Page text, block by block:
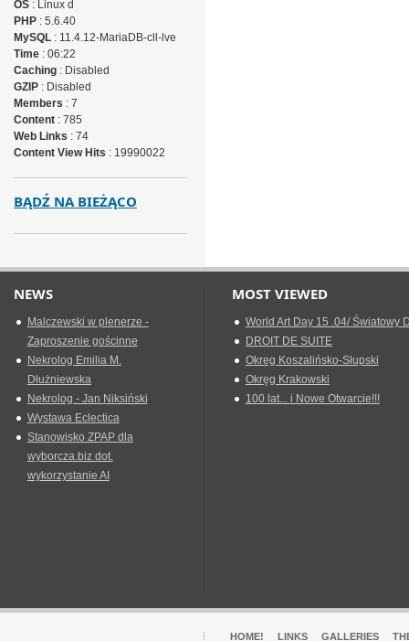
OS: Linux d
PHP: 5.6.40
MySQL: 11.4.12-MariaDB-cll-lve
Time: 06:22
Caching: Disabled
GZIP: Disabled
Members : 7
Content: 785
Web Links : 74
Content View Hits : 19990022
BĄDŹ NA BIEŻĄCO
NEWS
Malczewski w plenerze -
Zaproszenie gościnne
Nekrolog Emilia M.
Dłużniewska
Nekrolog - Jan Niksiński
Wystawa Eclectica
Stanowisko ZPAP dla
wyborcza.biz dot.
wykorzystanie AI
MOST VIEWED
World Art Day 15 .04/ Światowy
DROIT DE SUITE
Okreg Koszalińsko-Słupski
Okręg Krakowski
100 lat... i Nowe Otwarcie!!!
HOME! LINKS GALLERIES